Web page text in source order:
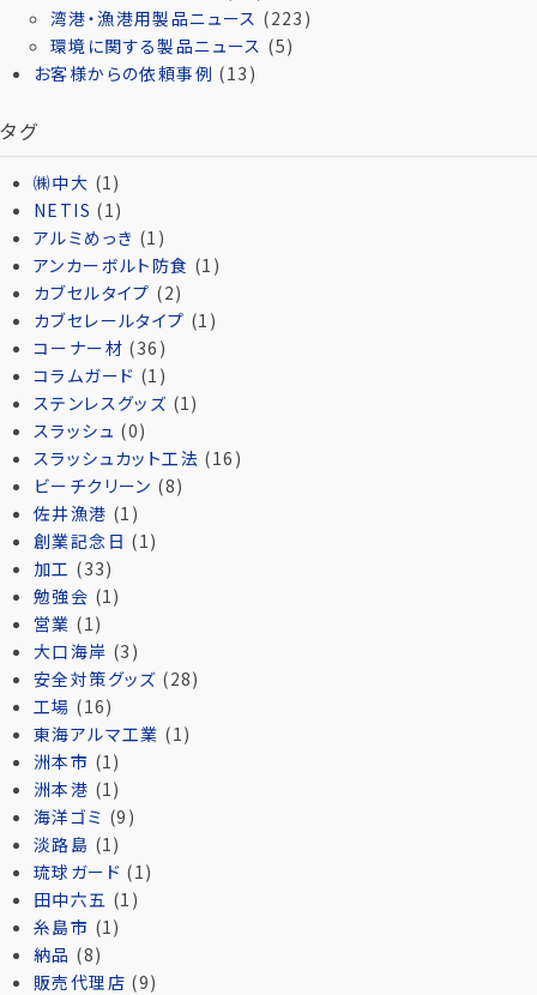
湾港・漁港用製品ニュース (223)
環境に関する製品ニュース (5)
お客様からの依頼事例 (13)
タグ
㈱中大 (1)
NETIS (1)
アルミめっき (1)
アンカーボルト防食 (1)
カブセルタイプ (2)
カブセレールタイプ (1)
コーナー材 (36)
コラムガード (1)
ステンレスグッズ (1)
スラッシュ (0)
スラッシュカット工法 (16)
ビーチクリーン (8)
佐井漁港 (1)
創業記念日 (1)
加工 (33)
勉強会 (1)
営業 (1)
大口海岸 (3)
安全対策グッズ (28)
工場 (16)
東海アルマ工業 (1)
洲本市 (1)
洲本港 (1)
海洋ゴミ (9)
淡路島 (1)
琉球ガード (1)
田中六五 (1)
糸島市 (1)
納品 (8)
販売代理店 (9)